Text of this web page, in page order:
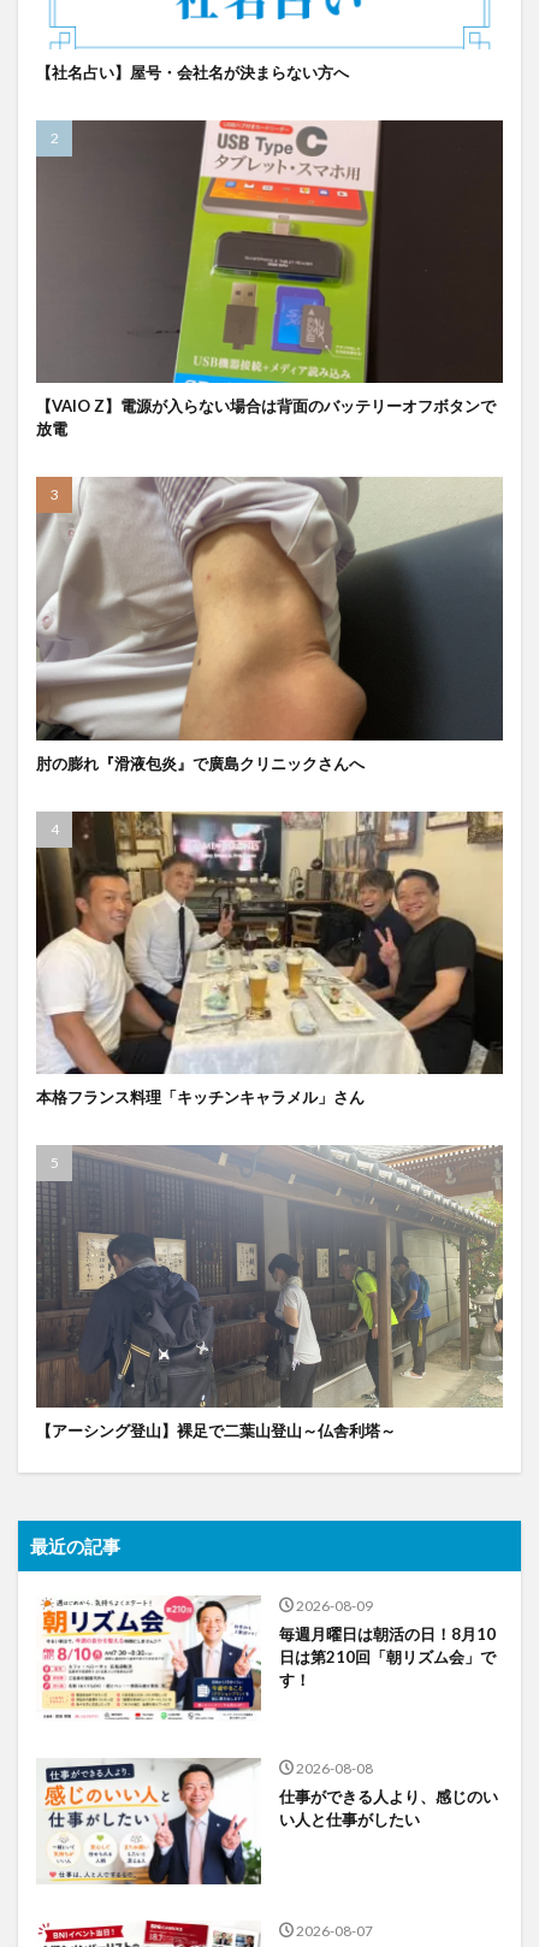
【社名占い】屋号・会社名が決まらない方へ
【VAIO Z】電源が入らない場合は背面のバッテリーオフボタンで
放電
肘の膨れ『滑液包炎』で廣島クリニックさんへ
本格フランス料理「キッチンキャラメル」さん
【アーシング登山】裸足で二葉山登山～仏舎利塔～
最近の記事
2026-08-09
毎週月曜日は朝活の日！8月10
日は第210回「朝リズム会」で
す！
2026-08-08
仕事ができる人より、感じのい
い人と仕事がしたい
2026-08-07